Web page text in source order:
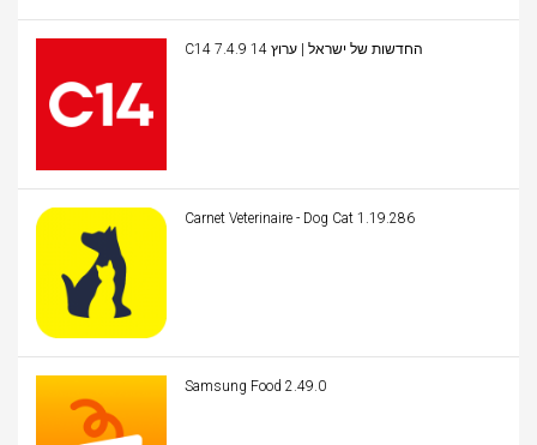
C14 החדשות של ישראל | ערוץ 14 7.4.9
Carnet Veterinaire - Dog Cat 1.19.286
Samsung Food 2.49.0